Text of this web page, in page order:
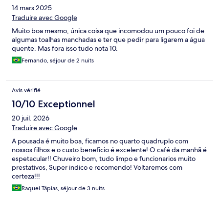
14 mars 2025
Traduire avec Google
Muito boa mesmo, única coisa que incomodou um pouco foi de
algumas toalhas manchadas e ter que pedir para ligarem a água
quente. Mas fora isso tudo nota 10.
Fernando, séjour de 2 nuits
Avis vérifié
10/10 Exceptionnel
20 juil. 2026
Traduire avec Google
A pousada é muito boa, ficamos no quarto quadruplo com
nossos filhos e o custo beneficio é excelente! O café da manhã é
espetacular!! Chuveiro bom, tudo limpo e funcionarios muito
prestativos, Super indico e recomendo! Voltaremos com
certeza!!!
Raquel Tápias, séjour de 3 nuits